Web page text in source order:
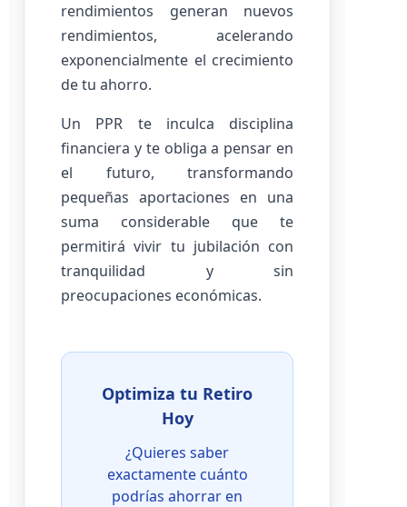
rendimientos generan nuevos
rendimientos, acelerando
exponencialmente el crecimiento
de tu ahorro.
Un PPR te inculca disciplina
financiera y te obliga a pensar en
el futuro, transformando
pequeñas aportaciones en una
suma considerable que te
permitirá vivir tu jubilación con
tranquilidad y sin
preocupaciones económicas.
Optimiza tu Retiro
Hoy
¿Quieres saber
exactamente cuánto
podrías ahorrar en